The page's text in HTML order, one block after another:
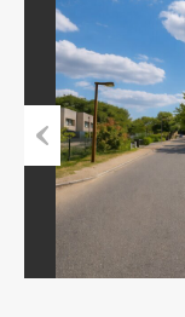
Previous